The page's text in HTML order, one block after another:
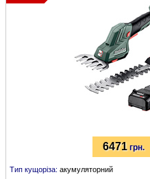
6471грн.
Тип кущоріза: акумуляторний